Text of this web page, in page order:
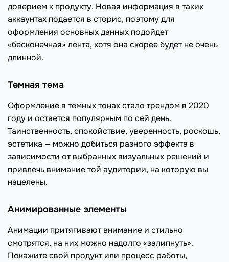
доверием к продукту. Новая информация в таких
аккаунтах подается в сторис, поэтому для
оформления основных данных подойдет
«бесконечная» лента, хотя она скорее будет не очень
длинной.
Темная тема
Оформление в темных тонах стало трендом в 2020
году и остается популярным по сей день.
Таинственность, спокойствие, уверенность, роскошь,
эстетика — можно добиться разного эффекта в
зависимости от выбранных визуальных решений и
привлечь внимание той аудитории, на которую вы
нацелены.
Анимированные элементы
Анимации притягивают внимание и стильно
смотрятся, на них можно надолго «залипнуть».
Покажите свой продукт или процесс работы,